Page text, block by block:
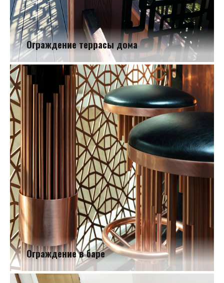
Ограждение террасы дома
Ограждение террасы дома
Ограждение в баре